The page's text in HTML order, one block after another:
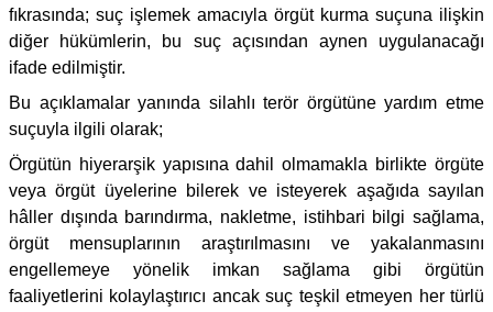
fıkrasında; suç işlemek amacıyla örgüt kurma suçuna ilişkin
diğer hükümlerin, bu suç açısından aynen uygulanacağı
ifade edilmiştir.
Bu açıklamalar yanında silahlı terör örgütüne yardım etme
suçuyla ilgili olarak;
Örgütün hiyerarşik yapısına dahil olmamakla birlikte örgüte
veya örgüt üyelerine bilerek ve isteyerek aşağıda sayılan
hâller dışında barındırma, nakletme, istihbari bilgi sağlama,
örgüt mensuplarının araştırılmasını ve yakalanmasını
engellemeye yönelik imkan sağlama gibi örgütün
faaliyetlerini kolaylaştırıcı ancak suç teşkil etmeyen her türlü